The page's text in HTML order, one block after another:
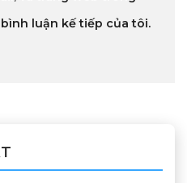
luận kế tiếp của tôi.